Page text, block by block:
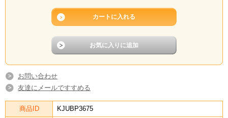
お問い合わせ
友達にメールですすめる
商品ID KJUBP3675